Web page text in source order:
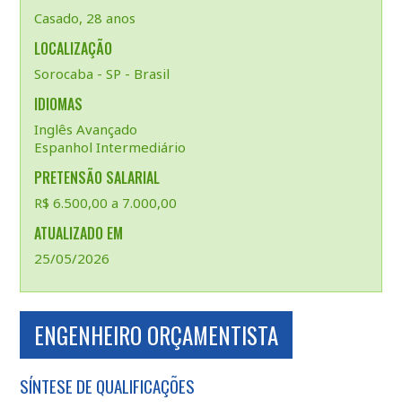
Casado, 28 anos
LOCALIZAÇÃO
Sorocaba - SP - Brasil
IDIOMAS
Inglês Avançado
Espanhol Intermediário
PRETENSÃO SALARIAL
R$ 6.500,00 a 7.000,00
ATUALIZADO EM
25/05/2026
ENGENHEIRO ORÇAMENTISTA
SÍNTESE DE QUALIFICAÇÕES